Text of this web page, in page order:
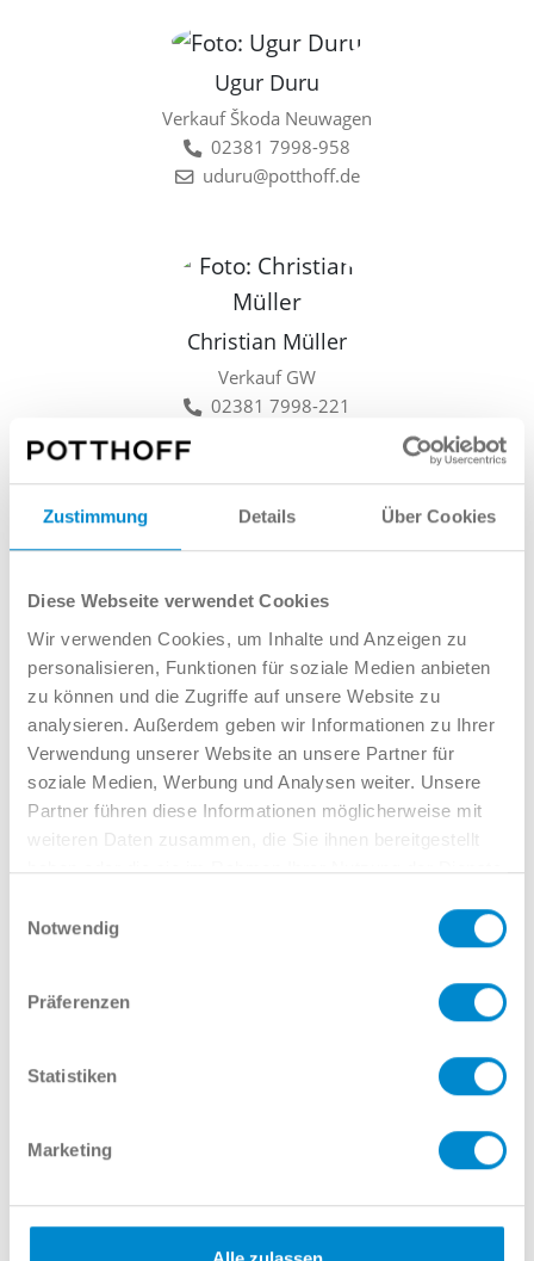
Zustimmung Details Über Cookies
Diese Webseite verwendet Cookies
Wir verwenden Cookies, um Inhalte und Anzeigen zu
personalisieren, Funktionen für soziale Medien anbieten
zu können und die Zugriffe auf unsere Website zu
analysieren. Außerdem geben wir Informationen zu Ihrer
Verwendung unserer Website an unsere Partner für
soziale Medien, Werbung und Analysen weiter. Unsere
Partner führen diese Informationen möglicherweise mit
weiteren Daten zusammen, die Sie ihnen bereitgestellt
haben oder die sie im Rahmen Ihrer Nutzung der Dienste
Notwendig
Präferenzen
Statistiken
Marketing
Ugur Duru
Verkauf Škoda Neuwagen
02381 7998-958
uduru@potthoff.de
Christian Müller
Verkauf GW
02381 7998-221
Lars Linkamp
Verkauf GW
02381 7998-522
llinkamp@potthoff.de
Oder gern direkt per Mail oder
Telefon:
E-Mail